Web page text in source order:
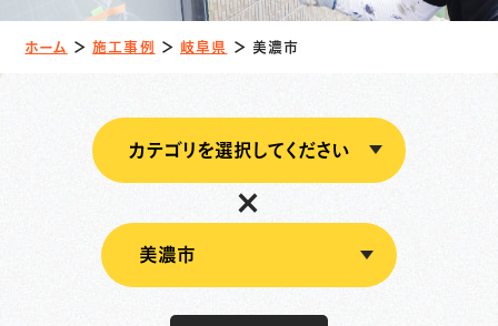
プレミアムコート無機シリーズ
外壁塗装
屋根塗装
塗装の流れ
料金プラン
ホーム ＞施工事例 ＞ 岐阜県 ＞ 美濃市
×